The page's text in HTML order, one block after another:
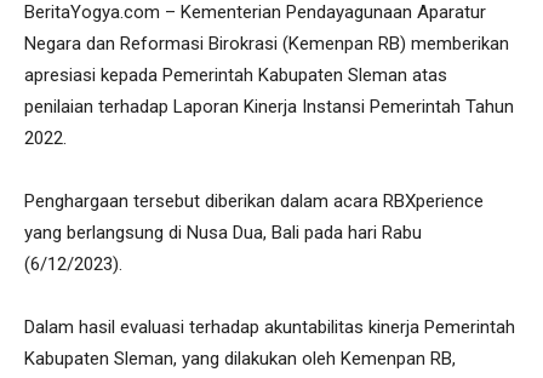
BeritaYogya.com – Kementerian Pendayagunaan Aparatur
Negara dan Reformasi Birokrasi (Kemenpan RB) memberikan
apresiasi kepada Pemerintah Kabupaten Sleman atas
penilaian terhadap Laporan Kinerja Instansi Pemerintah Tahun
2022.
Penghargaan tersebut diberikan dalam acara RBXperience
yang berlangsung di Nusa Dua, Bali pada hari Rabu
(6/12/2023).
Dalam hasil evaluasi terhadap akuntabilitas kinerja Pemerintah
Kabupaten Sleman, yang dilakukan oleh Kemenpan RB,